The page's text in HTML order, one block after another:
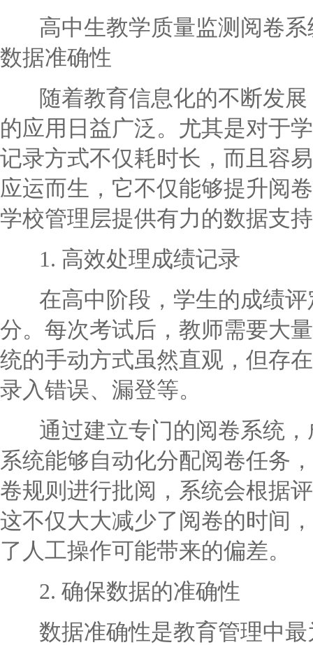
高中生教学质量监测阅卷系
数据准确性
随着教育信息化的不断发展
的应用日益广泛。尤其是对于
记录方式不仅耗时长，而且容
应运而生，它不仅能够提升阅
学校管理层提供有力的数据支
1. 高效处理成绩记录
在高中阶段，学生的成绩评
分。每次考试后，教师需要大
统的手动方式虽然直观，但存
录入错误、漏登等。
通过建立专门的阅卷系统，
系统能够自动化分配阅卷任务
卷规则进行批阅，系统会根据
这不仅大大减少了阅卷的时间
了人工操作可能带来的偏差。
2. 确保数据的准确性
数据准确性是教育管理中最